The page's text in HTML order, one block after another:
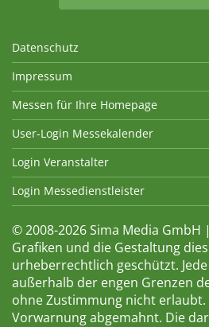
Datenschutz
Impressum
Messen für Ihre Homepage
User-Login Messekalender
Login Veranstalter
Login Messedienstleister
© 2008-2026 Sima Media GmbH
Grafiken und die Gestaltung
urheberrechtlich geschützt.
außerhalb der engen Grenzen
ohne Zustimmung nicht
Vorwarnung abgemahnt. Die